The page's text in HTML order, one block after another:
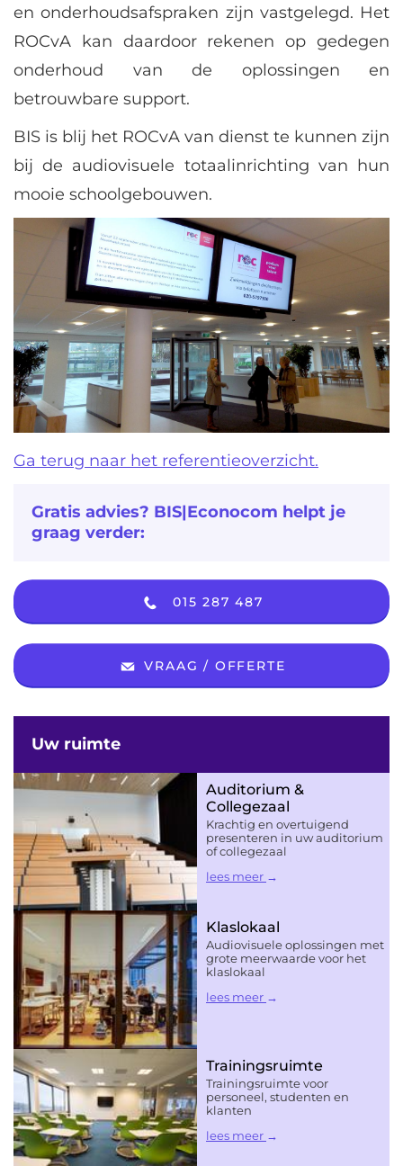
en onderhoudsafspraken zijn vastgelegd. Het
ROCvA kan daardoor rekenen op gedegen
onderhoud van de oplossingen en
betrouwbare support.
BIS is blij het ROCvA van dienst te kunnen zijn
bij de audiovisuele totaalinrichting van hun
mooie schoolgebouwen.
Ga terug naar het referentieoverzicht.
Gratis advies? BIS|Econocom helpt je
graag verder:
015 287 487
VRAAG / OFFERTE
Uw ruimte
Auditorium &
Collegezaal
Krachtig en overtuigend
presenteren in uw auditorium
of collegezaal
lees meer
Klaslokaal
Audiovisuele oplossingen met
grote meerwaarde voor het
klaslokaal
lees meer
Trainingsruimte
Trainingsruimte voor
personeel, studenten en
klanten
lees meer